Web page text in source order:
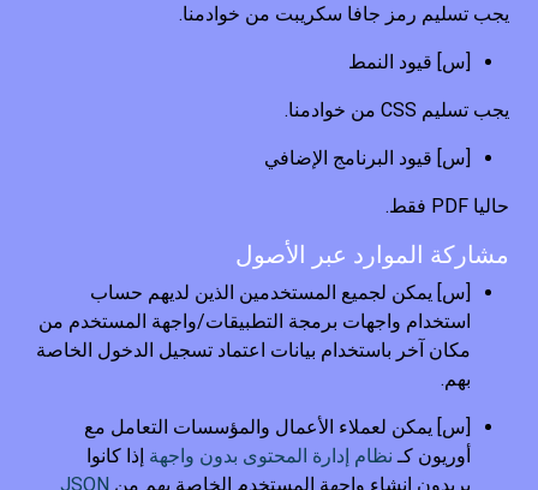
يجب تسليم رمز جافا سكريبت من خوادمنا.
[س] قيود النمط
يجب تسليم CSS من خوادمنا.
[س] قيود البرنامج الإضافي
حاليا PDF فقط.
مشاركة الموارد عبر الأصول
[س] يمكن لجميع المستخدمين الذين لديهم حساب
استخدام واجهات برمجة التطبيقات/واجهة المستخدم من
مكان آخر باستخدام بيانات اعتماد تسجيل الدخول الخاصة
بهم.
[س] يمكن لعملاء الأعمال والمؤسسات التعامل مع
أوريون كـ نظام إدارة المحتوى بدون واجهة إذا كانوا
يريدون إنشاء واجهة المستخدم الخاصة بهم من JSON